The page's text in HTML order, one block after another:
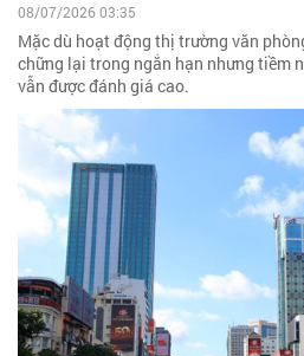
08/07/2026 03:35
Mặc dù hoạt động thị trường văn
chững lại trong ngắn hạn nhưng tiềm
vẫn được đánh giá cao.